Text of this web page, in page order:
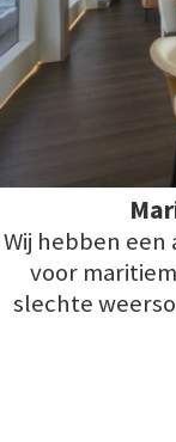
Wij hebben
voor
slechte